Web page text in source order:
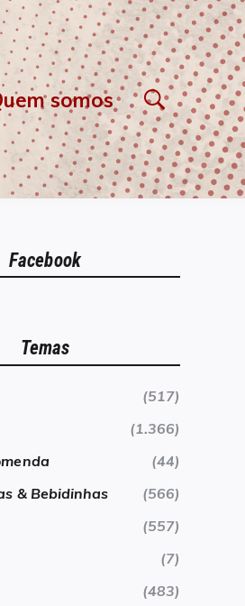
somos
Facebook
Temas
(517)
(1.366)
(44)
& Bebidinhas
(566)
(557)
(7)
(483)